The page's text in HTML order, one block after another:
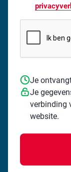
Je
Je
verbinding
website.